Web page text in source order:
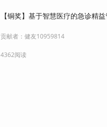
【铜奖】基于智慧医疗的急诊精
贡献者：健友10959814
4362阅读